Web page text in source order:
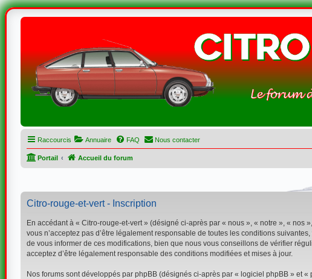
Raccourcis Annuaire FAQ Nous contacter
Portail Accueil du forum
Citro-rouge-et-vert - Inscription
En accédant à « Citro-rouge-et-vert » (désigné ci-après par « nous », « notre », « nos
vous n’acceptez pas d’être légalement responsable de toutes les conditions
de vous informer de ces modifications, bien que nous vous conseillons de vérifier
acceptez d’être légalement responsable des conditions modifiées et mises à jour.
Nos forums sont développés par phpBB (désignés ci-après par « logiciel phpBB » et